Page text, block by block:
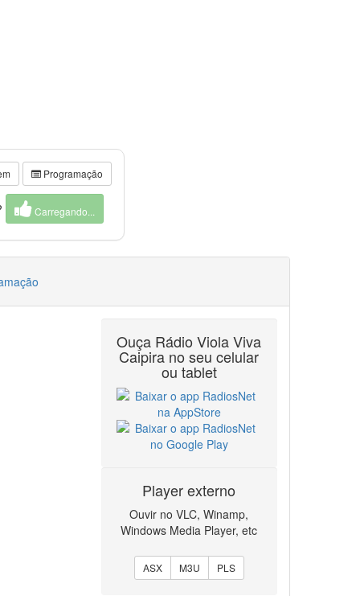
Programação
Carregando...
Ouça Rádio Viola Viva
Caipira no seu celular
ou tablet
Player externo
Ouvir no VLC, Winamp,
Windows Media Player, etc
ASX M3U PLS